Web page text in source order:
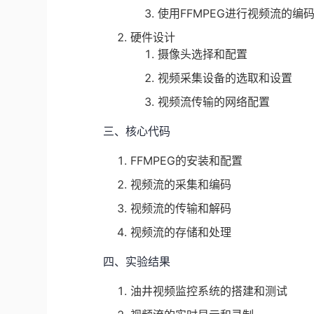
使用FFMPEG进行视频流的编
硬件设计
摄像头选择和配置
视频采集设备的选取和设置
视频流传输的网络配置
三、核心代码
FFMPEG的安装和配置
视频流的采集和编码
视频流的传输和解码
视频流的存储和处理
四、实验结果
油井视频监控系统的搭建和测试